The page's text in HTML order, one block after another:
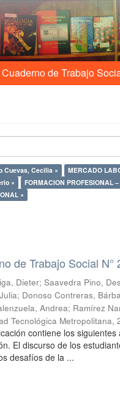
Cuaderno de Trabajo
Cuevas, Cecilia × MERCADO
× FORMACION PROFESIONAL
×
de Trabajo Social N°
Dieter;Saavedra Pino,
; Donoso Contreras,
Andrea; Ramírez
Tecnológica Metropolitana,
contiene los
El discurso de los
desafíos de la ...